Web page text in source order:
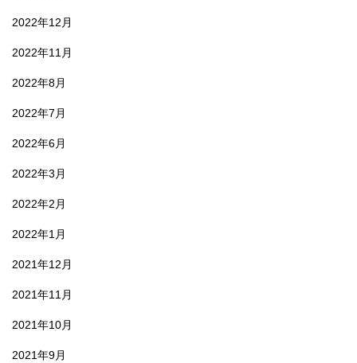
2022年12月
2022年11月
2022年8月
2022年7月
2022年6月
2022年3月
2022年2月
2022年1月
2021年12月
2021年11月
2021年10月
2021年9月